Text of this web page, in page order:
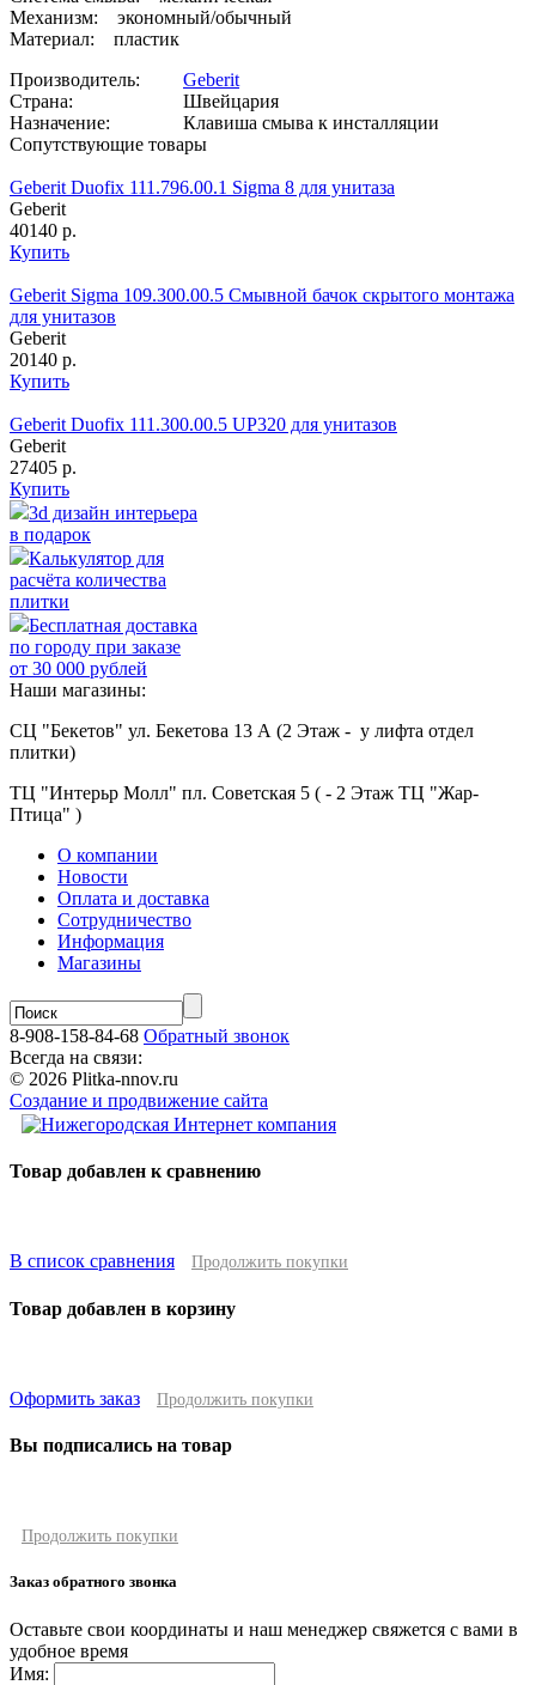
Механизм: экономный/обычный
Материал: пластик
Производитель:
Geberit
Страна:
Швейцария
Назначение:
Клавиша смыва к инсталляции
Сопутствующие товары
Geberit Duofix 111.796.00.1 Sigma 8 для унитаза
Geberit
40140 р.
Купить
Geberit Sigma 109.300.00.5 Смывной бачок скрытого монтажа
для унитазов
Geberit
20140 р.
Купить
Geberit Duofix 111.300.00.5 UP320 для унитазов
Geberit
27405 р.
Купить
3d дизайн интерьера
в подарок
Калькулятор для
расчёта количества
плитки
Бесплатная доставка
по городу при заказе
от 30 000 рублей
Наши магазины:
СЦ "Бекетов" ул. Бекетова 13 А (2 Этаж - у лифта отдел
плитки)
ТЦ "Интерьр Молл" пл. Советская 5 ( - 2 Этаж ТЦ "Жар-
Птица" )
О компании
Новости
Оплата и доставка
Сотрудничество
Информация
Магазины
8-908-158-84-68 Обратный звонок
Всегда на связи:
© 2026 Plitka-nnov.ru
Создание и продвижение сайта
Товар добавлен к сравнению
В список сравнения Продолжить покупки
Товар добавлен в корзину
Оформить заказ Продолжить покупки
Вы подписались на товар
Продолжить покупки
Заказ обратного звонка
Оставьте свои координаты и наш менеджер свяжется с вами в
удобное время
Имя: